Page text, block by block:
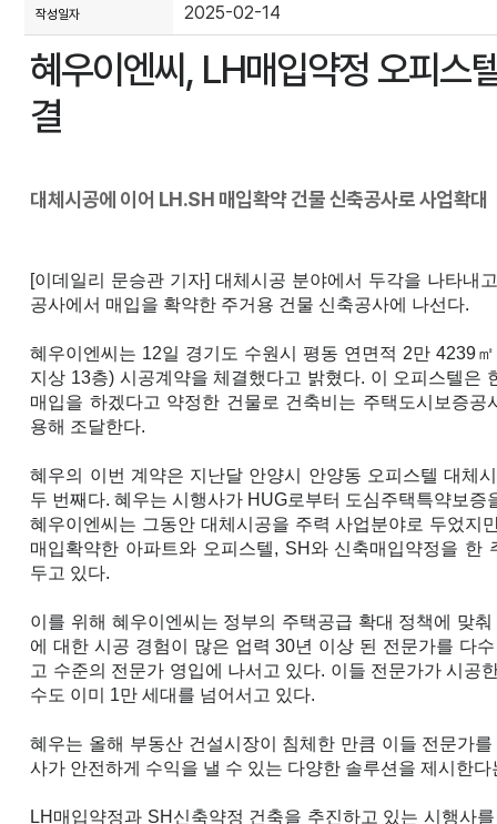
작성일자 2025-02-14
혜우이엔씨, LH매입약정 오피스
결
대체시공에 이어 LH.SH 매입확약 건물 신축공사로 사업확대
[이데일리 문승관 기자] 대체시공 분야에서 두각을 나타내
공사에서 매입을 확약한 주거용 건물 신축공사에 나선다.
혜우이엔씨는 12일 경기도 수원시 평동 연면적 2만 4239
지상 13층) 시공계약을 체결했다고 밝혔다. 이 오피스텔은
매입을 하겠다고 약정한 건물로 건축비는 주택도시보증공
용해 조달한다.
혜우의 이번 계약은 지난달 안양시 안양동 오피스텔 대체
두 번째다. 혜우는 시행사가 HUG로부터 도심주택특약보증
혜우이엔씨는 그동안 대체시공을 주력 사업분야로 두었지
매입확약한 아파트와 오피스텔, SH와 신축매입약정을 한
두고 있다.
이를 위해 혜우이엔씨는 정부의 주택공급 확대 정책에 맞
에 대한 시공 경험이 많은 업력 30년 이상 된 전문가를 다
고 수준의 전문가 영입에 나서고 있다. 이들 전문가가 시공
수도 이미 1만 세대를 넘어서고 있다.
혜우는 올해 부동산 건설시장이 침체한 만큼 이들 전문가
사가 안전하게 수익을 낼 수 있는 다양한 솔루션을 제시한다
LH매입약정과 SH신축약정 건축을 추진하고 있는 시행사